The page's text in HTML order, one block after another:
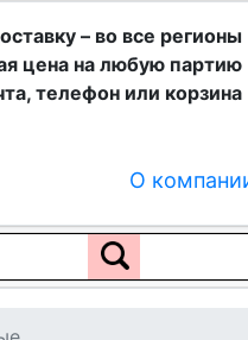
– во все регионы
цена на любую партию
телефон или корзина
О